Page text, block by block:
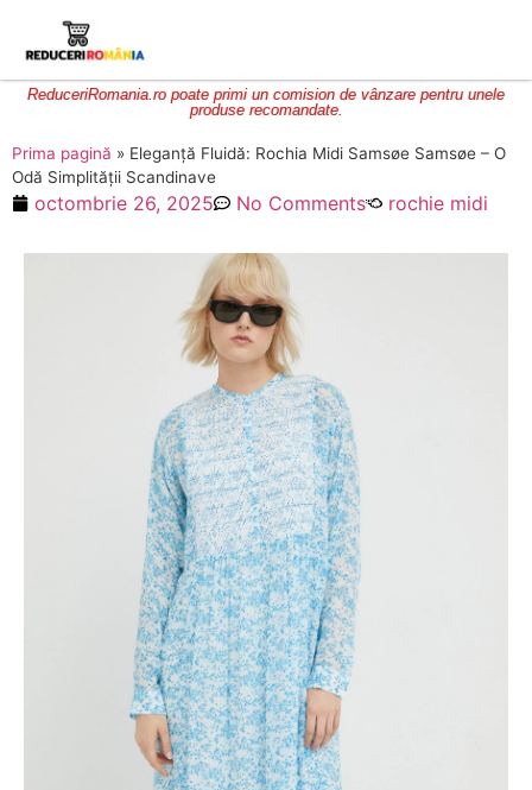
ReduceriRomania.ro poate primi un comision de vânzare pentru unele
produse recomandate.
Prima pagină » Eleganță Fluidă: Rochia Midi Samsøe Samsøe – O
Odă Simplității Scandinave
octombrie 26, 2025 No Comments rochie midi